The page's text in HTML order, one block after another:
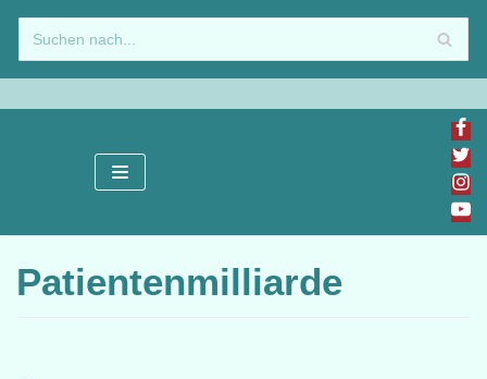
Zum
Inhalt
springen
Patientenmilliarde